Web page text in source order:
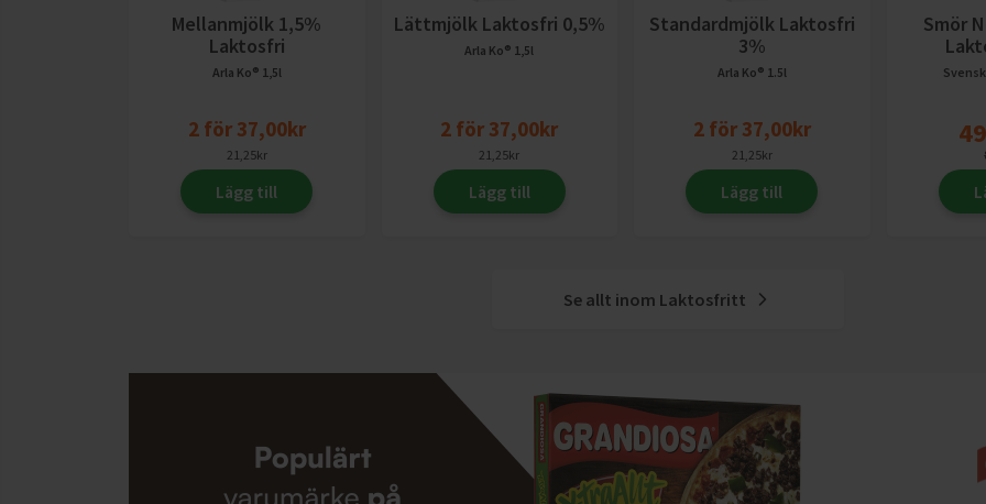
Mellanmjölk 1,5%
Laktosfri
Arla Ko® 1,5l
2för 37,00kr
21,25kr
Lägg till
Lättmjölk Laktosfri 0,5%
Arla Ko® 1,5l
2 för 37,00kr
21,25kr
Lägg till
Standardmjölk Laktosfri
3%
Arla Ko® 1.5l
2för 37,00kr
21,25kr
Lägg till
Smör
Se allt inom Laktosfritt